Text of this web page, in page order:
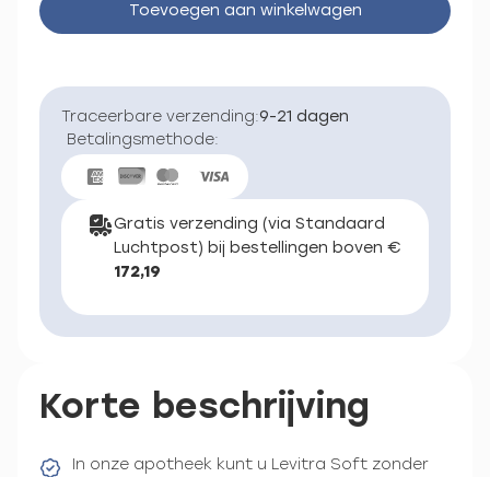
Toevoegen aan winkelwagen
Traceerbare verzending:9-21 dagen
Betalingsmethode:
Gratis verzending (via Standaard
Luchtpost) bij bestellingen boven €
172,19
Korte beschrijving
In onze apotheek kunt u Levitra Soft zonder